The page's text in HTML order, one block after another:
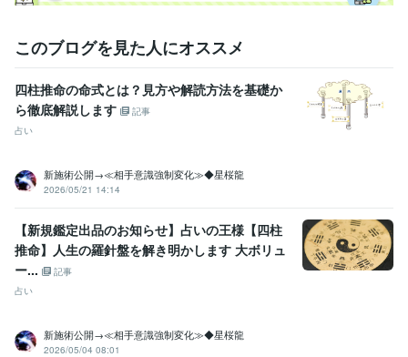
このブログを見た人にオススメ
四柱推命の命式とは？見方や解読方法を基礎か
ら徹底解説します
記事
占い
新施術公開→≪相手意識強制変化≫◆星桜龍
2026/05/21 14:14
【新規鑑定出品のお知らせ】占いの王様【四柱
推命】人生の羅針盤を解き明かします 大ボリュ
ー...
記事
占い
新施術公開→≪相手意識強制変化≫◆星桜龍
2026/05/04 08:01